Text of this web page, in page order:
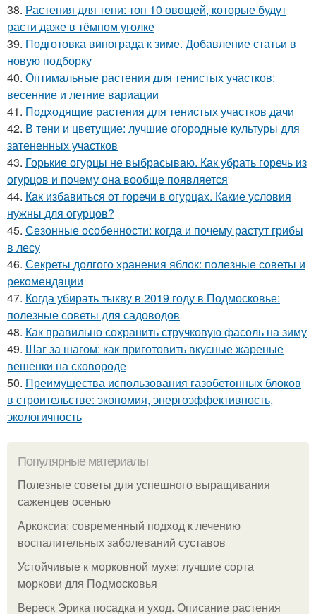
38. Растения для тени: топ 10 овощей, которые будут
расти даже в тёмном уголке
39. Подготовка винограда к зиме. Добавление статьи в
новую подборку
40. Оптимальные растения для тенистых участков:
весенние и летние вариации
41. Подходящие растения для тенистых участков дачи
42. В тени и цветущие: лучшие огородные культуры для
затененных участков
43. Горькие огурцы не выбрасываю. Как убрать горечь из
огурцов и почему она вообще появляется
44. Как избавиться от горечи в огурцах. Какие условия
нужны для огурцов?
45. Сезонные особенности: когда и почему растут грибы
в лесу
46. Секреты долгого хранения яблок: полезные советы и
рекомендации
47. Когда убирать тыкву в 2019 году в Подмосковье:
полезные советы для садоводов
48. Как правильно сохранить стручковую фасоль на зиму
49. Шаг за шагом: как приготовить вкусные жареные
вешенки на сковороде
50. Преимущества использования газобетонных блоков
в строительстве: экономия, энергоэффективность,
экологичность
Популярные материалы
Полезные советы для успешного выращивания
саженцев осенью
Аркоксиа: современный подход к лечению
воспалительных заболеваний суставов
Устойчивые к морковной мухе: лучшие сорта
моркови для Подмосковья
Вереск Эрика посадка и уход. Описание растения